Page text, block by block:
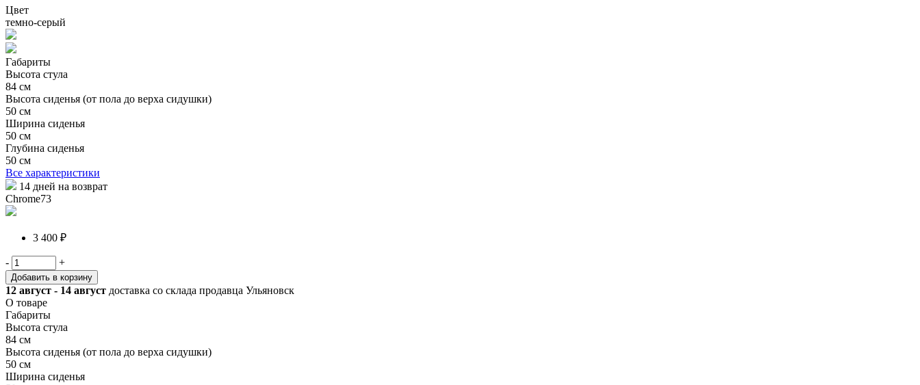
Цвет
темно-серый
Габариты
Высота стула
84 см
Высота сиденья (от пола до верха сидушки)
50 см
Ширина сиденья
50 см
Глубина сиденья
50 см
Все характеристики
14 дней на возврат
Chrome73
3 400 ₽
- +
Добавить в корзину
12 август - 14 август доставка со склада продавца Ульяновск
О товаре
Габариты
Высота стула
84 см
Высота сиденья (от пола до верха сидушки)
50 см
Ширина сиденья